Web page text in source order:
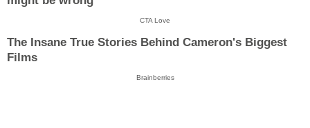
CTA Love
The Insane True Stories Behind Cameron's Biggest
Films
Brainberries